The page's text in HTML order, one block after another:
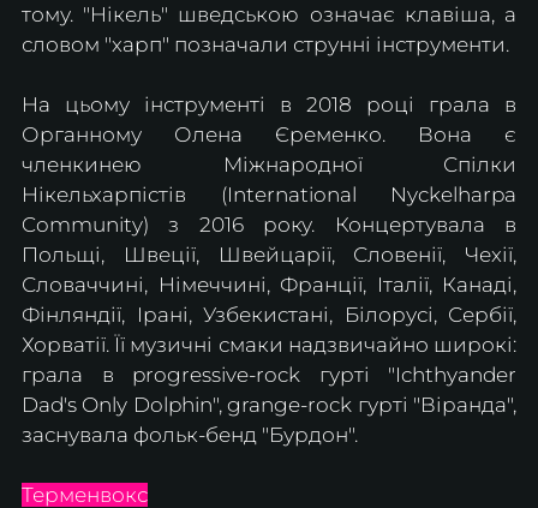
тому. "Нікель" шведською означає клавіша, а
словом "харп" позначали струнні інструменти.
На цьому інструменті в 2018 році грала в
Органному Олена Єременко. Вона є
членкинею Міжнародної Спілки
Нікельхарпістів (International Nyckelharpa
Community) з 2016 року. Концертувала в
Польщі, Швеції, Швейцарії, Словенії, Чехії,
Словаччині, Німеччині, Франції, Італії, Канаді,
Фінляндії, Ірані, Узбекистані, Білорусі, Сербії,
Хорватії. Її музичні смаки надзвичайно широкі:
грала в progressive-rock гурті "Ichthyander
Dad's Only Dolphin", grange-rock гурті "Віранда",
заснувала фольк-бенд "Бурдон".
Терменвокс